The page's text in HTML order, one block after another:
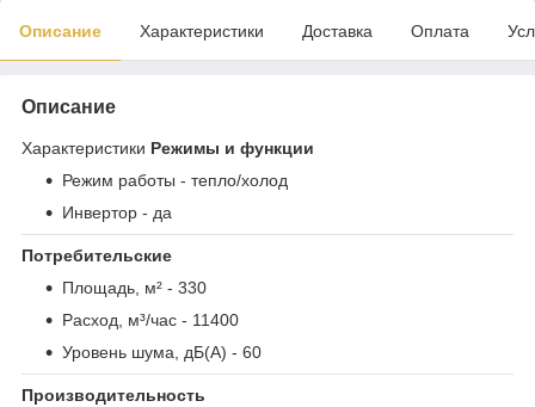
Описание Характеристики Доставка Оплата
Описание
Характеристики Режимы и функции
Режим работы - тепло/холод
Инвертор - да
Потребительские
Площадь, м² - 330
Расход, м³/час - 11400
Уровень шума, дБ(А) - 60
Производительность